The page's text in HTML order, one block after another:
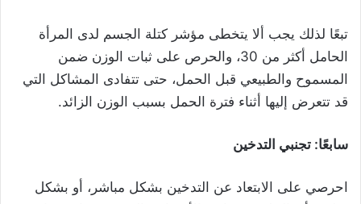
تبعًا لذلك يجب ألا يتخطى مؤشر كتلة الجسم لدى المرأة
الحامل أكثر من 30، والحرص على ثبات الوزن ضمن
المسموح والطبيعي قبل الحمل، حتى تتفادى المشاكل التي
قد تتعرض إليها أثناء فترة الحمل بسبب الوزن الزائد.
سابعًا: تجنبي التدخين
احرصي على الابتعاد عن التدخين بشكل مباشر، أو بشكل